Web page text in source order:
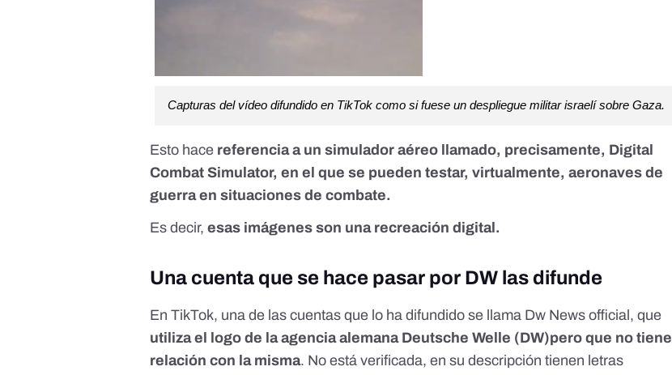
Capturas del vídeo difundido en TikTok como si fuese un despliegue militar israelí sobre Gaza.
Esto hace referencia a un simulador aéreo llamado, precisamente, Digital
Combat Simulator, en el que se pueden testar, virtualmente, aeronaves de
guerra en situaciones de combate.
Es decir,esas imágenes son una recreación digital.
Una cuenta que se hace pasar por DW las difunde
En TikTok, una de las cuentas que lo ha difundido se llama Dw News official , que
utiliza el logo de la agencia alemana Deutsche Welle (DW)pero que no tiene
relación con la misma. No está verificada, en su descripción tienen letras